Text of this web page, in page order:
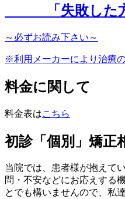
「 失敗した
～ 必ずお読み下さい～
※利用メーカーにより治療
料金に関して
料金表はこちら
初診「個別」矯正
当院では、患者様が抱えて
問・不安などにお応えする
とでも構いませんので、私